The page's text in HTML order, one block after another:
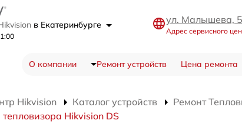
в Екатеринбурге ул. Малышева,
Адрес сервисного
О компании Ремонт устройств Цена ремонта
Hikvision Каталог устройств Ремонт
Hikvision DS